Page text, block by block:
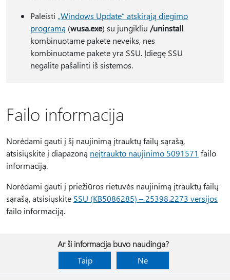
Paleisti „Windows Update“ atskirąją diegimo
programą (wusa.exe) su jungikliu /uninstall
kombinuotame pakete neveiks, nes
kombinuotame pakete yra SSU. Įdiegę SSU
negalite pašalinti iš sistemos.
Failo informacija
Norėdami gauti į šį naujinimą įtrauktų failų sąrašą,
atsisiųskite į diapazoną neįtraukto naujinimo 5091571 failo
informaciją.
Norėdami gauti į priežiūros rietuvės naujinimą įtrauktų failų
sąrašą, atsisiųskite SSU (KB5086285) – 25398.2273 versijos
failo informaciją.
Ar ši informacija buvo naudinga?
Taip
Ne